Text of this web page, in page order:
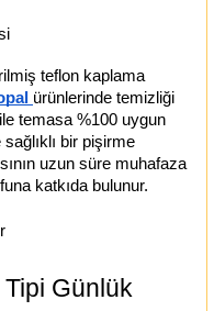
teflon kaplama
ürünlerinde temizliği
temasa %100 uygun
bir pişirme
uzun süre muhafaza
katkıda bulunur.
Tipi Günlük